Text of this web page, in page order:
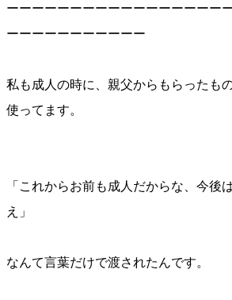
ーーーーーーーーーーーーーーーーー
ーーーーーーーーーーー
私も成人の時に、親父からもらったも
使ってます。
「これからお前も成人だからな、今後
え」
なんて言葉だけで渡されたんです。